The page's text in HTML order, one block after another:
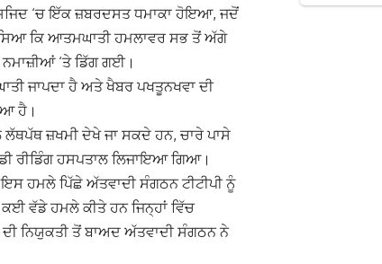
‘ਚ ਇੱਕ ਜ਼ਬਰਦਸਤ ਧਮਾਕਾ ਹੋਇਆ, ਜਦੋਂ
ਕਿ ਆਤਮਘਾਤੀ ਹਮਲਾਵਰ ਸਭ ਤੋਂ ਅੱਗੇ
‘ਤੇ ਡਿੱਗ ਗਈ।
ਜਾਪਦਾ ਹੈ ਅਤੇ ਖੈਬਰ ਪਖਤੂਨਖਵਾ ਦੀ
ਹੈ।
ਜ਼ਖਮੀ ਦੇਖੇ ਜਾ ਸਕਦੇ ਹਨ, ਚਾਰੇ ਪਾਸੇ
ਰੀਡਿੰਗ ਹਸਪਤਾਲ ਲਿਜਾਇਆ ਗਿਆ।
ਹਮਲੇ ਪਿੱਛੇ ਅੱਤਵਾਦੀ ਸੰਗਠਨ ਟੀਟੀਪੀ ਨੂੰ
ਕਈ ਵੱਡੇ ਹਮਲੇ ਕੀਤੇ ਹਨ ਜਿਨ੍ਹਾਂ ਵਿੱਚ
ਨਿਯੁਕਤੀ ਤੋਂ ਬਾਅਦ ਅੱਤਵਾਦੀ ਸੰਗਠਨ ਨੇ